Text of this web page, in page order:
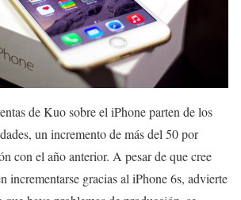
de Kuo sobre el iPhone parten de los
un incremento de más del 50 por
con el año anterior. A pesar de que cree
incrementarse gracias al iPhone 6s, advierte